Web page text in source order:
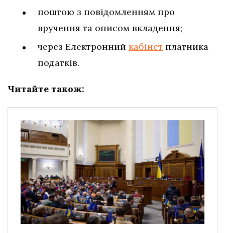
поштою з повідомленням про
вручення та описом вкладення;
через Електронний кабінет платника
податків.
Читайте також: